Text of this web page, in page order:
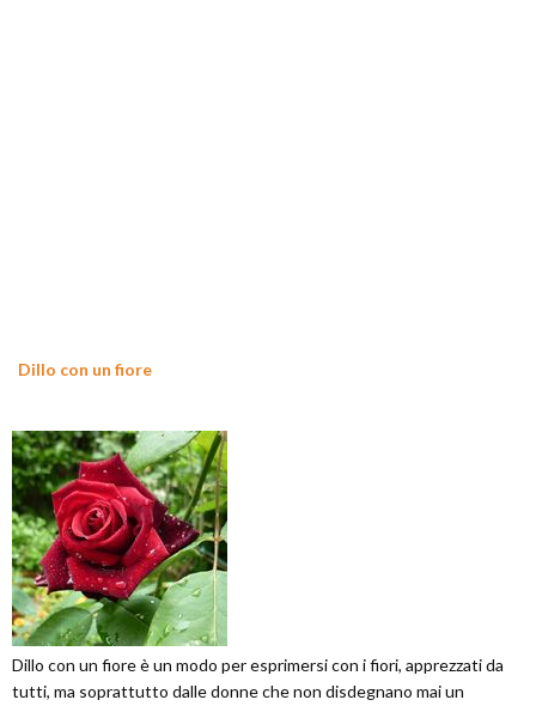
Dillo con un fiore
Dillo con un fiore è un modo per esprimersi con i fiori, apprezzati da
tutti, ma soprattutto dalle donne che non disdegnano mai un